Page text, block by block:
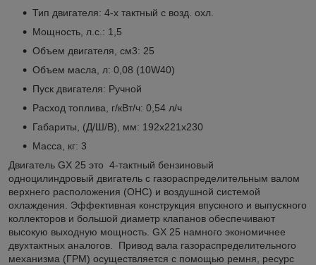
Тип двигателя: 4-х тактный с возд. охл.
Мощность, л.с.: 1,5
Объем двигателя, см3: 25
Объем масла, л: 0,08 (10W40)
Пуск двигателя: Ручной
Расход топлива, г/кВт/ч: 0,54 л/ч
Габариты, (Д/Ш/В), мм: 192x221x230
Масса, кг: 3
Двигатель GX 25 это 4-тактный бензиновый
одноцилиндровый двигатель с газораспределительным валом
верхнего расположения (OHС) и воздушной системой
охлаждения. Эффективная конструкция впускного и выпускного
коллекторов и большой диаметр клапанов обеспечивают
высокую выходную мощность. GX 25 намного экономичнее
двухтактных аналогов. Привод вала газораспределительного
механизма (ГРМ) осуществляется с помощью ремня, ресурс